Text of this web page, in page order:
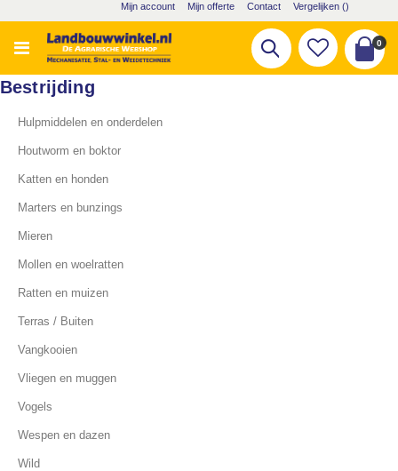
naar
de
inhoud
Mijn account Mijn offerte Contact Vergelijken ()
Cart
0
Zoek
Bestrijding
Hulpmiddelen en onderdelen
Houtworm en boktor
Katten en honden
Marters en bunzings
Mieren
Mollen en woelratten
Ratten en muizen
Terras / Buiten
Vangkooien
Vliegen en muggen
Vogels
Wespen en dazen
Wild